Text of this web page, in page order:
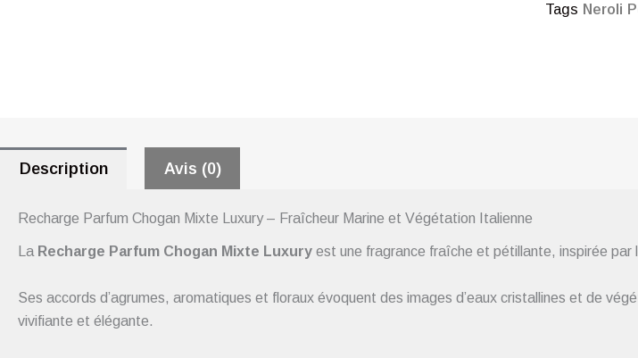
Tags Neroli
Description Avis (0)
Recharge Parfum Chogan Mixte Luxury – Fraîcheur Marine et Végétation Italienne
La Recharge Parfum Chogan Mixte Luxury est une fragrance fraîche et pétillante, inspirée par
Ses accords d’agrumes, aromatiques et floraux évoquent des images d’eaux cristallines et de
vivifiante et élégante.